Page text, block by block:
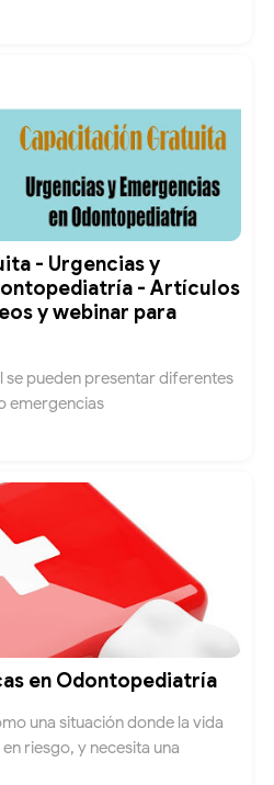
- Urgencias y
- Artículos
y webinar para
se pueden presentar diferentes
emergencias
en Odontopediatría
una situación donde la vida
riesgo, y necesita una